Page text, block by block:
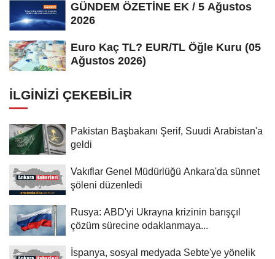
GÜNDEM ÖZETİNE EK / 5 Ağustos
2026
Euro Kaç TL? EUR/TL Öğle Kuru (05
Ağustos 2026)
İLGINIZI ÇEKEBILIR
Pakistan Başbakanı Şerif, Suudi Arabistan'a
geldi
Vakıflar Genel Müdürlüğü Ankara'da sünnet
şöleni düzenledi
Rusya: ABD'yi Ukrayna krizinin barışçıl
çözüm sürecine odaklanmaya...
İspanya, sosyal medyada Sebte'ye yönelik